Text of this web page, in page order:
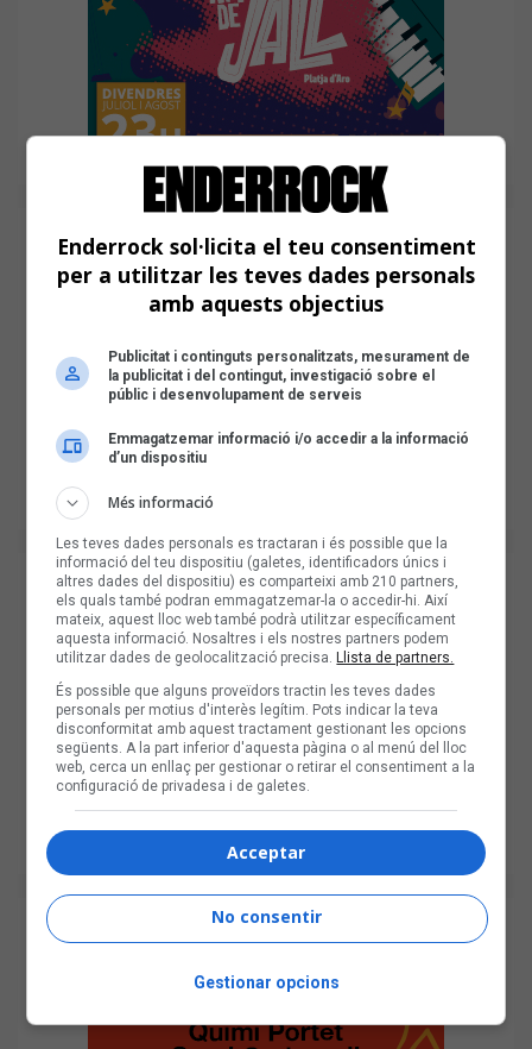
Enderrock sol·licita el teu consentiment
per a utilitzar les teves dades personals
amb aquests objectius
Publicitat i continguts personalitzats, mesurament de
la publicitat i del contingut, investigació sobre el
públic i desenvolupament de serveis
Emmagatzemar informació i/o accedir a la informació
d’un dispositiu
Més informació
Les teves dades personals es tractaran i és possible que la
informació del teu dispositiu (galetes, identificadors únics i
altres dades del dispositiu) es comparteixi amb 210 partners,
els quals també podran emmagatzemar-la o accedir-hi. Així
mateix, aquest lloc web també podrà utilitzar específicament
aquesta informació. Nosaltres i els nostres partners podem
utilitzar dades de geolocalització precisa. Llista de partners.
És possible que alguns proveïdors tractin les teves dades
personals per motius d'interès legítim. Pots indicar la teva
disconformitat amb aquest tractament gestionant les opcions
següents. A la part inferior d'aquesta pàgina o al menú del lloc
web, cerca un enllaç per gestionar o retirar el consentiment a la
configuració de privadesa i de galetes.
Acceptar
No consentir
Gestionar opcions